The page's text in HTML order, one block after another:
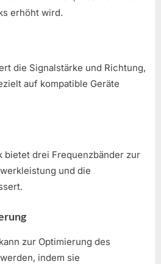
erhöht wird.
die Signalstärke und Richtung,
auf kompatible Geräte
bietet drei Frequenzbänder zur
und die
zur Optimierung des
indem sie